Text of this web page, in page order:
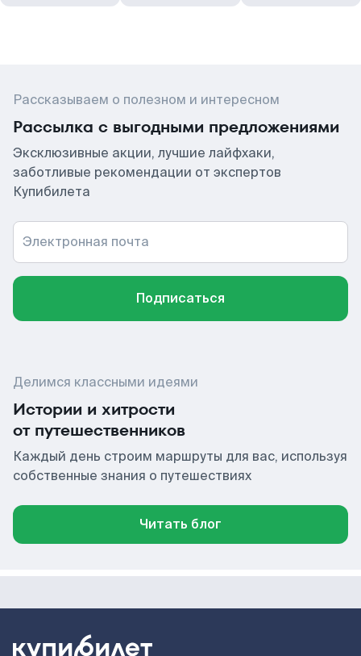
Рассказываем о полезном и интересном
Рассылка с выгодными предложениями
Эксклюзивные акции, лучшие лайфхаки,
заботливые рекомендации от экспертов
Купибилета
Электронная почта
Подписаться
Делимся классными идеями
Истории и хитрости
от путешественников
Каждый день строим маршруты для вас, используя
собственные знания о путешествиях
Читать блог